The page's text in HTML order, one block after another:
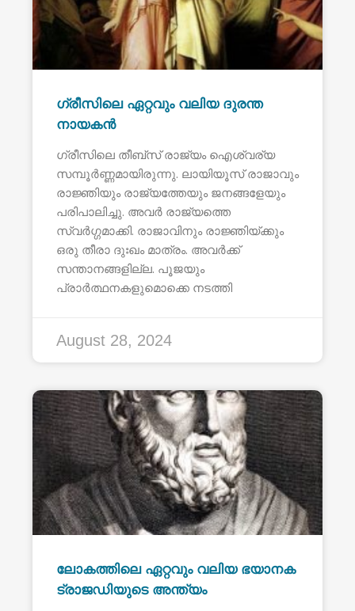
ഗ്രീസിലെ ഏറ്റവും വലിയ ദുരന്ത
നായകൻ
ഗ്രീസിലെ തീബ്സ് രാജ്യം ഐശ്വര്യ
സമ്പൂർണ്ണമായിരുന്നു. ലായിയൂസ് രാജാവും
രാജ്ഞിയും രാജ്യത്തേയും ജനങ്ങളേയും
പരിപാലിച്ചു. അവർ രാജ്യത്തെ
സ്വർഗ്ഗമാക്കി. രാജാവിനും രാജ്ഞിയ്ക്കും
ഒരു തീരാ ദുഃഖം മാത്രം. അവർക്ക്
സന്താനങ്ങളില്ല. പൂജയും
പ്രാർത്ഥനകളുമൊക്കെ നടത്തി
August 28, 2024
ലോകത്തിലെ ഏറ്റവും വലിയ ഭയാനക
ട്രാജഡിയുടെ അന്ത്യം